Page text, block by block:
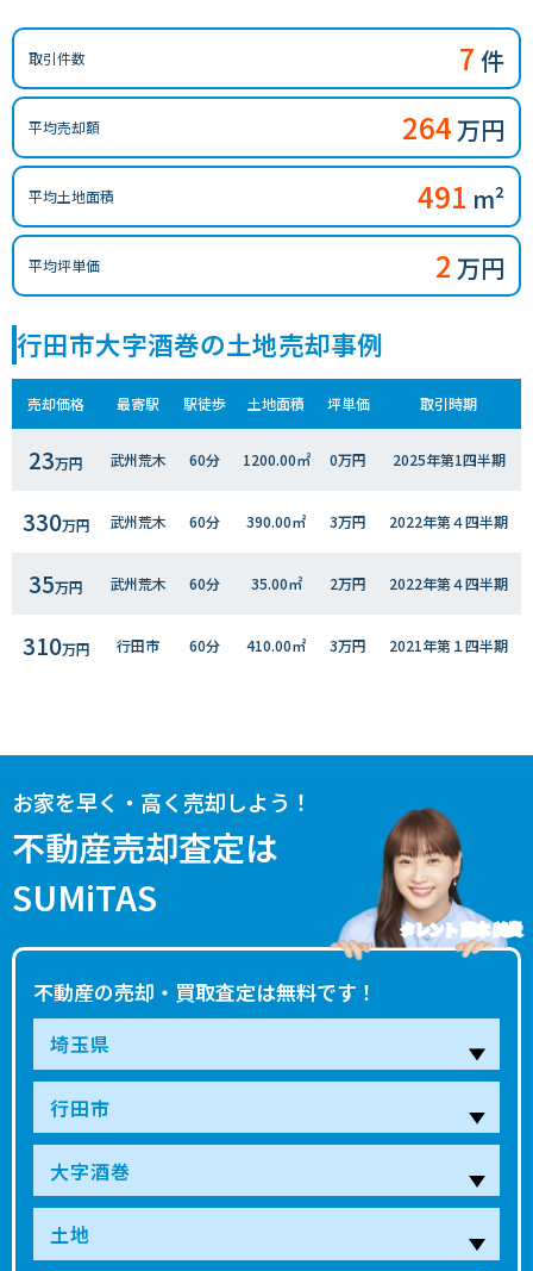
取引件数 7 件
平均売却額 264 万円
平均土地面積 491 m²
平均坪単価 2 万円
行田市大字酒巻の土地売却事例
売却価格 最寄駅 駅徒歩 土地面積 坪単価 取引時期
23万円 武州荒木 60分 1200.00㎡ 0万円 2025年第1四半期
330万円 武州荒木 60分 390.00㎡ 3万円 2022年第４四半期
35万円 武州荒木 60分 35.00㎡ 2万円 2022年第４四半期
310万円 行田市 60分 410.00㎡ 3万円 2021年第１四半期
280万円 行田市 60分 280.00㎡ 2020年第３四半期
お家を早く・高く売却しよう！
不動産売却査定は
SUMiTAS
不動産の売却・買取査定は無料です！
タレント 藤本 美貴